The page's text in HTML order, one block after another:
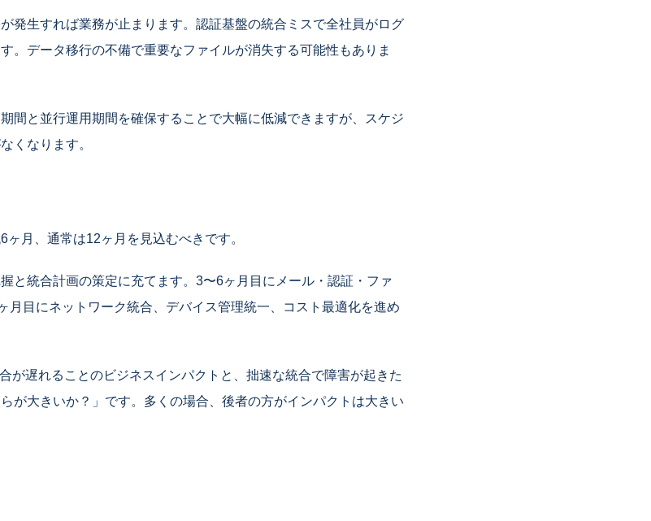
発生すれば業務が止まります。認証基盤の統合ミスで全社員がログ
。データ移行の不備で重要なファイルが消失する可能性もありま
間と並行運用期間を確保することで大幅に低減できますが、スケジ
くなります。
月、通常は12ヶ月を見込むべきです。
と統合計画の策定に充てます。3〜6ヶ月目にメール・認証・ファ
月目にネットワーク統合、デバイス管理統一、コスト最適化を進め
が遅れることのビジネスインパクトと、拙速な統合で障害が起きた
が大きいか？」です。多くの場合、後者の方がインパクトは大きい